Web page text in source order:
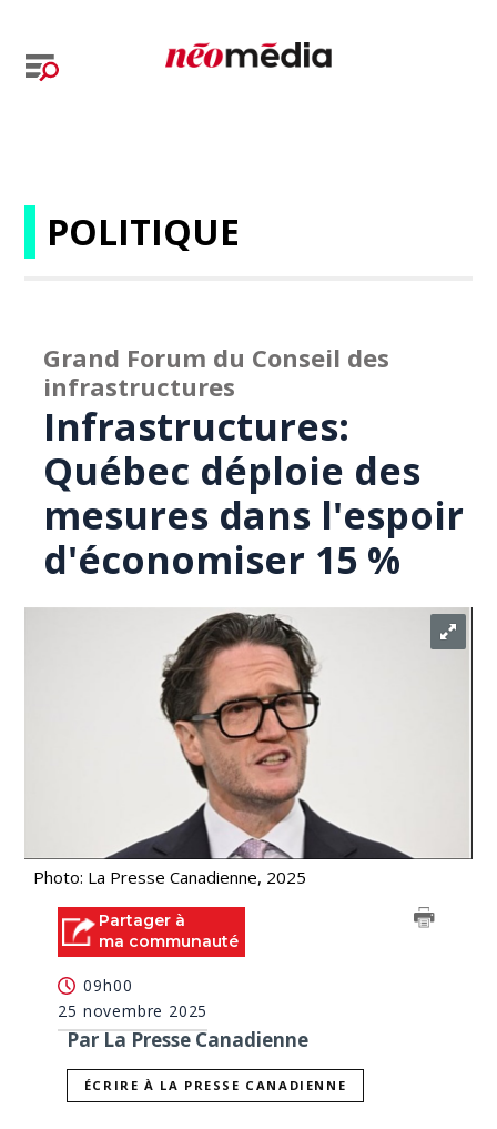
POLITIQUE
Grand Forum du Conseil des
infrastructures
Infrastructures:
Québec déploie des
mesures dans l'espoir
d'économiser 15 %
Photo: La Presse Canadienne, 2025
Partager à
ma communauté
09h00
25 novembre 2025
Par La Presse Canadienne
ÉCRIRE À LA PRESSE CANADIENNE